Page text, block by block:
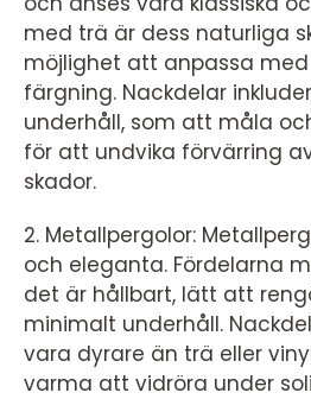
med trä är dess naturliga
möjlighet att anpassa
färgning. Nackdelar
underhåll, som att måla
för att undvika förvärring
skador.
2. Metallpergolor:
och eleganta. Fördelarna
det är hållbart, lätt att
minimalt underhåll.
vara dyrare än trä eller
varma att vidröra under